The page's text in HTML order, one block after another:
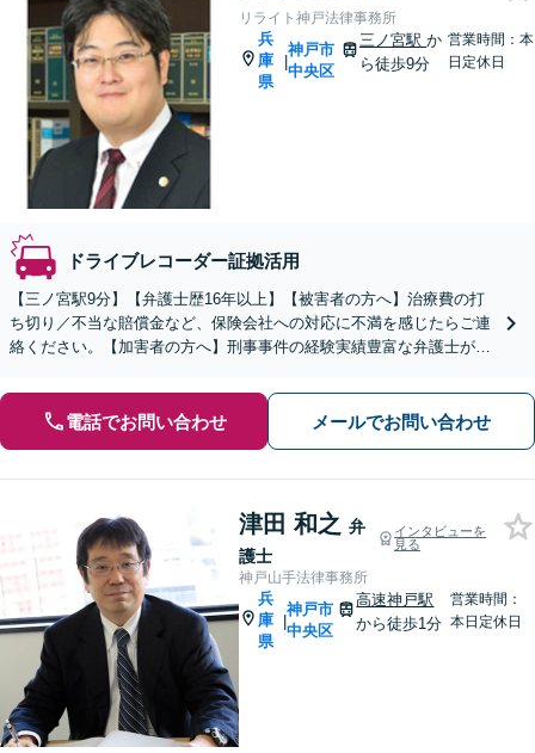
リライト神戸法律事務所
兵
庫
県
|
神戸市
中央区
三ノ宮駅か
ら徒歩9分
営業時間：本
日定休日
ドライブレコーダー証拠活用
【三ノ宮駅9分】【弁護士歴16年以上】【被害者の方へ】治療費の打
ち切り／不当な賠償金など、保険会社への対応に不満を感じたらご連
絡ください。【加害者の方へ】刑事事件の経験実績豊富な弁護士が石
電話でお問い合わせ メールでお問い合わせ
津田 和之 弁
護士
インタビューを
見る
神戸山手法律事務所
兵
庫
県
|
神戸市
中央区
高速神戸駅
から徒歩1分
営業時間：
本日定休日